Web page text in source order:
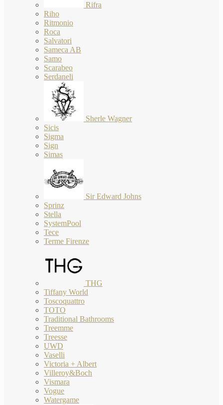
Rifra
Riho
Ritmonio
Roca
Salvatori
Sameca AB
Samo
Scarabeo
Serdaneli
Sherle Wagner
Sicis
Sigma
Sign
Simas
Sir Edward Johns
Sprinz
Stella
SystemPool
Tece
Terme Firenze
THG
Tiffany World
Toscoquattro
TOTO
Traditional Bathrooms
Treemme
Treesse
UWD
Vaselli
Victoria + Albert
Villeroy&Boch
Vismara
Vogue
Watergame